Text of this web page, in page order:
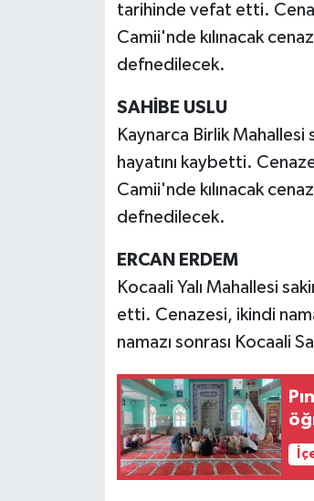
tarihinde vefat etti.
Camii'nde kılınacak
defnedilecek.
SAHİBE USLU
Kaynarca Birlik
hayatını kaybetti.
Camii'nde kılınacak
defnedilecek.
ERCAN ERDEM
Kocaali Yalı Mahallesi
etti. Cenazesi, ikindi
namazı sonrası Kocaali